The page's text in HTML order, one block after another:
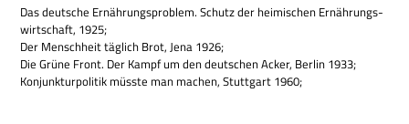
Das deut­sche Ernäh­rungs­pro­blem. Schutz der hei­mi­schen Ernäh­rungs­
wirt­schaft, 1925;
Der Mensch­heit täg­lich Brot, Jena 1926;
Die Grüne Front. Der Kampf um den deut­schen Acker, Ber­lin 1933;
Kon­junk­tur­po­li­tik müsste man machen, Stutt­gart 1960;